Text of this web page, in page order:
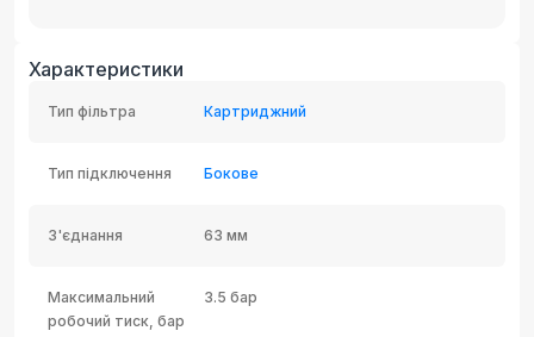
Характеристики
Тип фільтра Картриджний
Тип підключення Бокове
З'єднання 63 мм
Максимальний
робочий тиск, бар
3.5 бар